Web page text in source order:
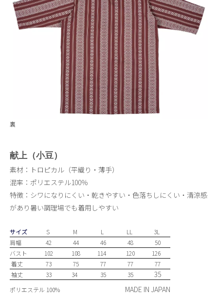
裏
献上（小豆）
素材：トロピカル（平織り・薄手）
混率：ポリエステル100％
特徴：シワになりにくい・乾きやすい・色落ちしにくい・清涼感
があり暑い調理場でも着用しやすい
サイズ S M L LL
3L
肩幅
42 44 46 48
50
バスト
102 108 114 120
126
着丈
73 75 77 77
77
袖丈
33 34 35 35 35
ポリエステル 100% MADE IN JAPAN